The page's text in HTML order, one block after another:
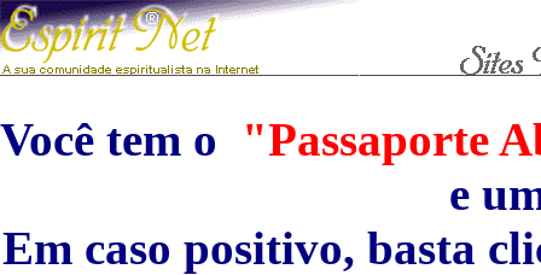
Você tem o "Passaporte
e
Em caso positivo, basta